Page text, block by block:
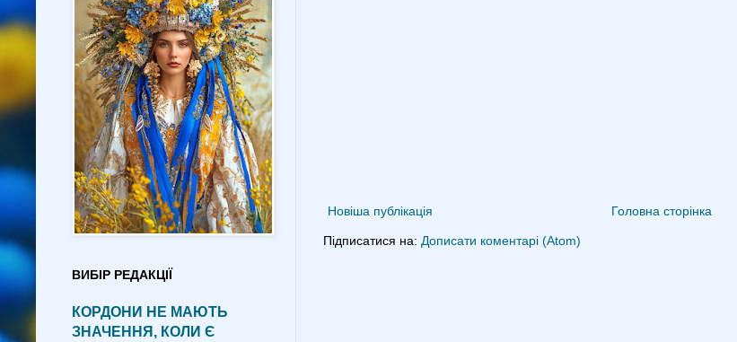
Новіша публікація Головна сторінка
Підписатися на: Дописати коментарі (Atom)
ВИБІР РЕДАКЦІЇ
КОРДОНИ НЕ МАЮТЬ
ЗНАЧЕННЯ, КОЛИ Є